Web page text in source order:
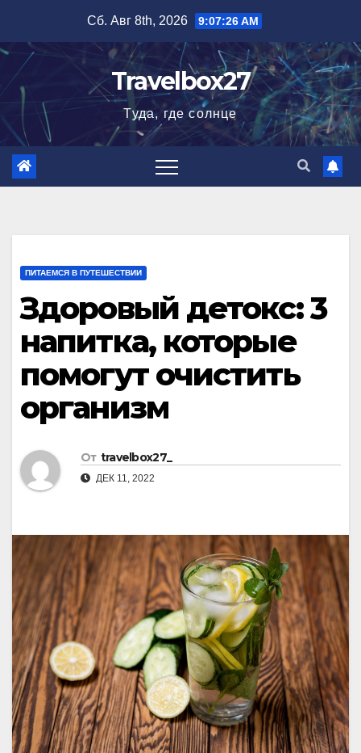
содержимому
Сб. Авг 8th, 2026 9:07:27 AM
Travelbox27
Туда, где солнце
ПИТАЕМСЯ В ПУТЕШЕСТВИИ
Здоровый детокс: 3
напитка, которые
помогут очистить
организм
От travelbox27_
ДЕК 11, 2022